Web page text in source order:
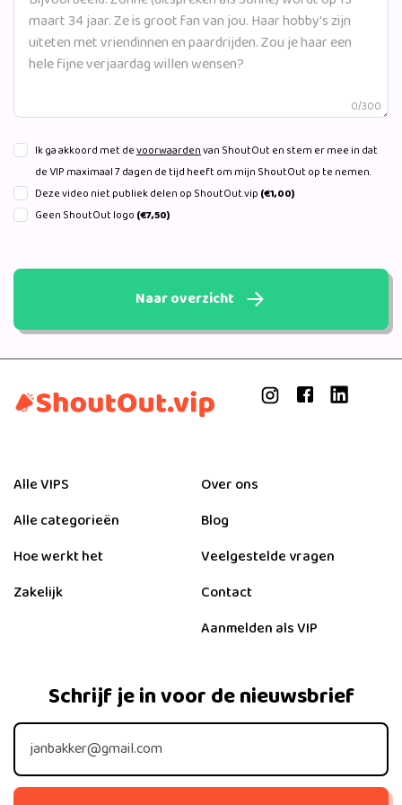
0/300
Ik ga akkoord met devoorwaardenvan ShoutOut en stem er mee in dat
de VIP maximaal 7 dagen de tijd heeft om mijn ShoutOut op te nemen.
Deze video niet publiek delen op ShoutOut.vip (€1,00)
Geen ShoutOut logo (€7,50)
Naar overzicht
Alle VIPS
Alle categorieën
Hoe werkt het
Zakelijk
Over ons
Blog
Veelgestelde vragen
Contact
Aanmelden als VIP
Schrijf je in voor de nieuwsbrief